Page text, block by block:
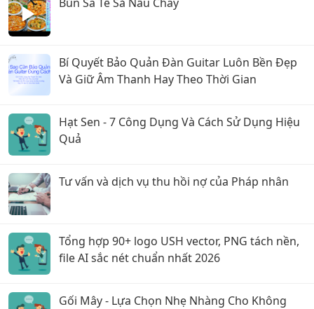
Bí Quyết Bảo Quản Đàn Guitar Luôn Bền Đẹp
Và Giữ Âm Thanh Hay Theo Thời Gian
Hạt Sen - 7 Công Dụng Và Cách Sử Dụng Hiệu
Quả
Tư vấn và dịch vụ thu hồi nợ của Pháp nhân
Tổng hợp 90+ logo USH vector, PNG tách nền,
file AI sắc nét chuẩn nhất 2026
Gối Mây - Lựa Chọn Nhẹ Nhàng Cho Không